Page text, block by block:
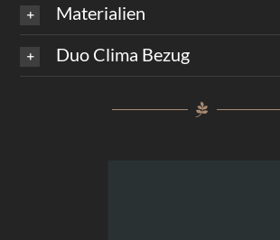
Materialien
Duo Clima Bezug